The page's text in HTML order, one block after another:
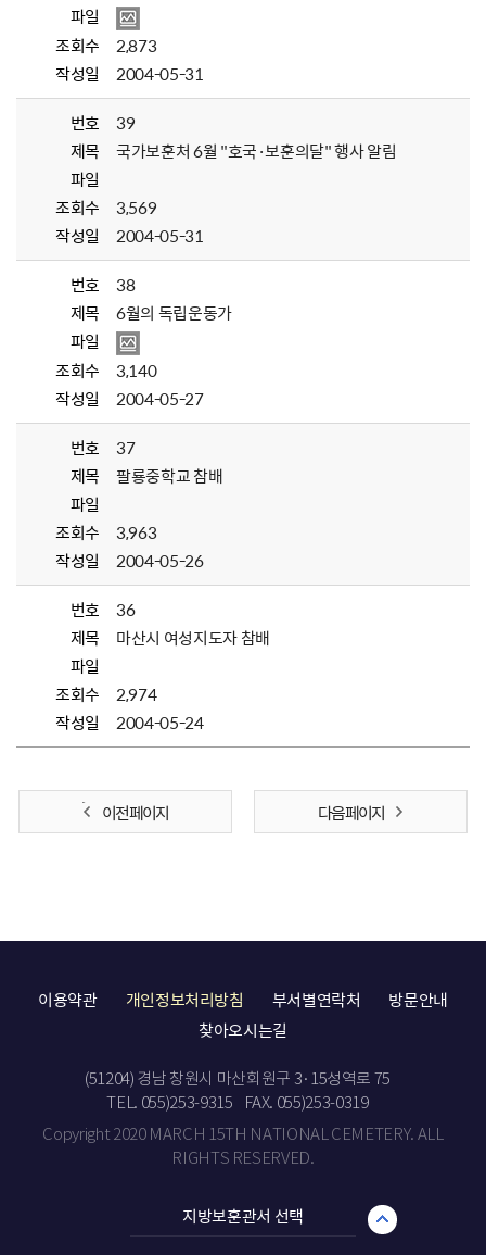
파일
조회수
2,873
작성일
2004-05-31
번호
39
제목
국가보훈처 6월 "호국·보훈의달" 행사 알림
파일
조회수
3,569
작성일
2004-05-31
번호
38
제목
6월의 독립운동가
파일
조회수
3,140
작성일
2004-05-27
번호
37
제목
팔룡중학교 참배
파일
조회수
3,963
작성일
2004-05-26
번호
36
제목
마산시 여성지도자 참배
파일
조회수
2,974
작성일
2004-05-24
이전 페이지 다음 페이지
이용약관 개인정보처리방침 부서별연락처
방문안내
찾아오시는길
(51204) 경남 창원시 마산회원구 3·15성역로 75
TEL. 055)253-9315
FAX. 055)253-0319
Copyright 2020 MARCH 15TH NATIONAL CEMETERY. ALL
RIGHTS RESERVED.
지방보훈관서 선택